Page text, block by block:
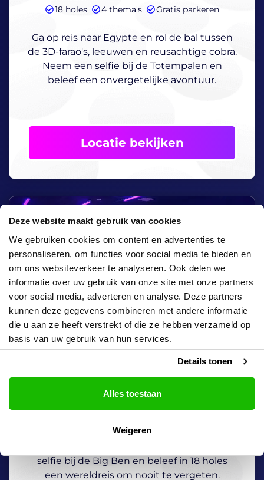
Deze website maakt gebruik van cookies
We gebruiken cookies om content en advertenties te
personaliseren, om functies voor social media te bieden en
om ons websiteverkeer te analyseren. Ook delen we
informatie over uw gebruik van onze site met onze partners
voor social media, adverteren en analyse. Deze partners
kunnen deze gegevens combineren met andere informatie
die u aan ze heeft verstrekt of die ze hebben verzameld op
basis van uw gebruik van hun services.
Details tonen
Alles toestaan
Weigeren
18 holes 4 thema's Gratis parkeren
Ga op reis naar Egypte en rol de bal tussen
de 3D-farao's, leeuwen en reusachtige cobra.
Neem een selfie bij de Totempalen en
beleef een onvergetelijke avontuur.
Locatie bekijken
Ook Dineren
Maastricht
Rol de bal van New York naar Sydney, swing
selfie bij de Big Ben en beleef in 18 holes
een wereldreis om nooit te vergeten.